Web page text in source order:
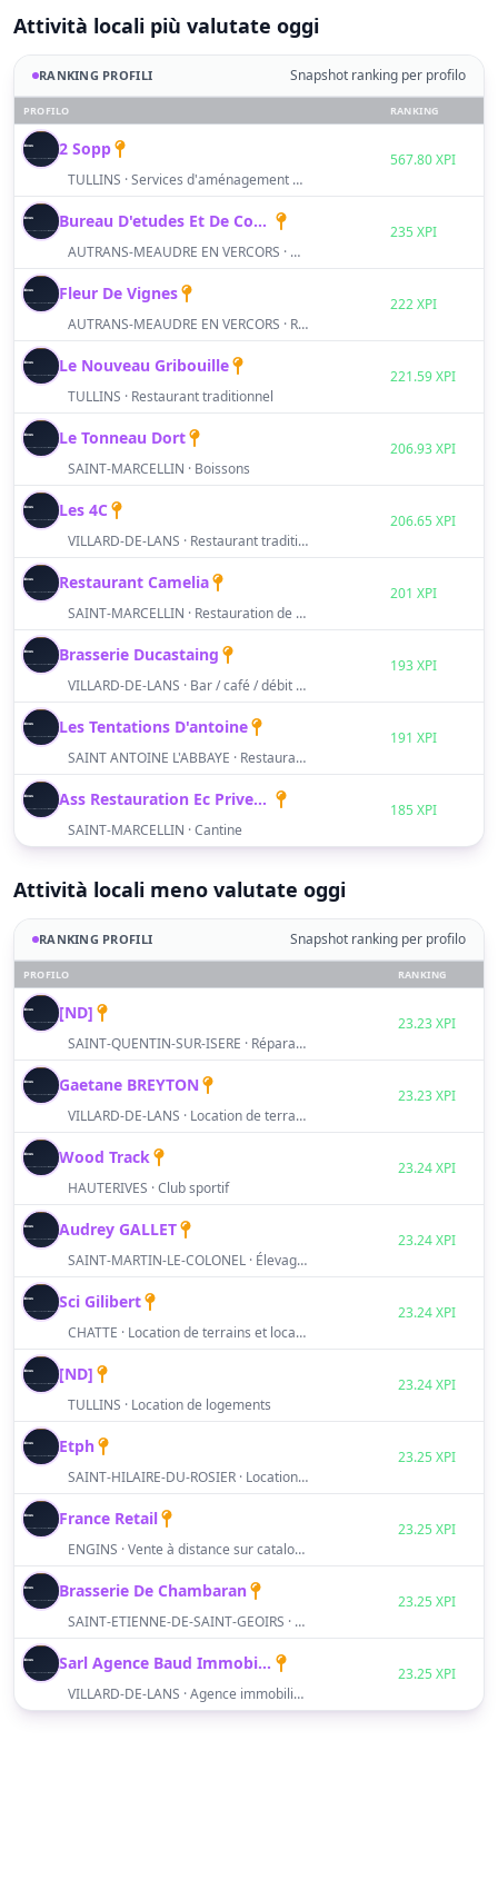
Attività locali più valutate oggi
RANKING PROFILI Snapshot ranking per profilo
PROFILO RANKING
2 Sopp
TULLINS · Services d'aménagement paysager
567.80 XPI
Bureau D'etudes Et De Conseils Mosellan
AUTRANS-MEAUDRE EN VERCORS · Bar / café / débit de boissons
235 XPI
Fleur De Vignes
AUTRANS-MEAUDRE EN VERCORS · Restaurant traditionnel
222 XPI
Le Nouveau Gribouille
TULLINS · Restaurant traditionnel
221.59 XPI
Le Tonneau Dort
SAINT-MARCELLIN · Boissons
206.93 XPI
Les 4C
VILLARD-DE-LANS · Restaurant traditionnel
206.65 XPI
Restaurant Camelia
SAINT-MARCELLIN · Restauration de type rapide
201 XPI
Brasserie Ducastaing
VILLARD-DE-LANS · Bar / café / débit de boissons
193 XPI
Les Tentations D'antoine
SAINT ANTOINE L'ABBAYE · Restaurant traditionnel
191 XPI
Ass Restauration Ec Privee ST Marcellin
SAINT-MARCELLIN · Cantine
185 XPI
Attività locali meno valutate oggi
RANKING PROFILI Snapshot ranking per profilo
PROFILO RANKING
[ND]
SAINT-QUENTIN-SUR-ISERE · Réparation autres biens personnels
23.23 XPI
Gaetane BREYTON
VILLARD-DE-LANS · Location de terrains et locaux
23.23 XPI
Wood Track
HAUTERIVES · Club sportif
23.24 XPI
Audrey GALLET
SAINT-MARTIN-LE-COLONEL · Élevage d'autres animaux
23.24 XPI
Sci Gilibert
CHATTE · Location de terrains et locaux
23.24 XPI
[ND]
TULLINS · Location de logements
23.24 XPI
Etph
SAINT-HILAIRE-DU-ROSIER · Location de terrains et locaux
23.25 XPI
France Retail
ENGINS · Vente à distance sur catalogue spécialisé
23.25 XPI
Brasserie De Chambaran
SAINT-ETIENNE-DE-SAINT-GEOIRS · Boissons
23.25 XPI
Sarl Agence Baud Immobilier Villard De Lans Vercors
VILLARD-DE-LANS · Agence immobilière
23.25 XPI